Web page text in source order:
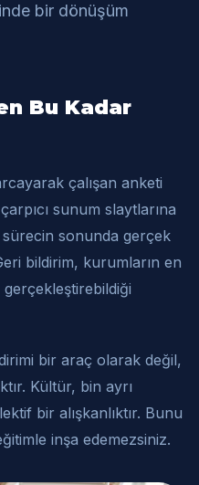
bir dönüşüm
Bu Kadar
çalışan anketi
sunum slaytlarına
sonunda gerçek
bildirim, kurumların en
bir araç olarak değil,
Kültür, bin ayrı
bir alışkanlıktır. Bunu
inşa edemezsiniz.